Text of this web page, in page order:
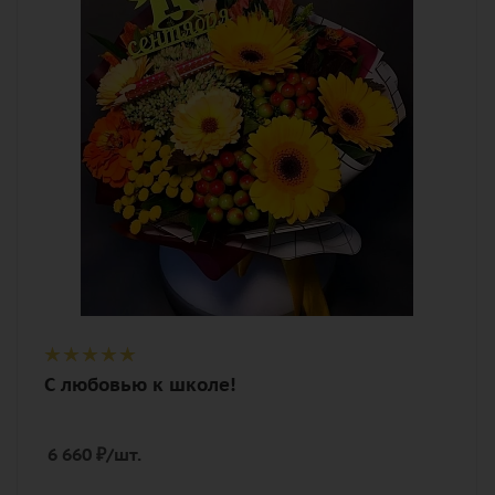
гербера макси, гиперикум, зелень,
оазис, топпер, шляпная коробка
С любовью к школе!
6 660 ₽/шт.